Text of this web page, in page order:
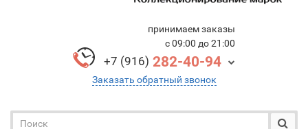
принимаем заказы
с 09:00 до 21:00
+7 (916) 282-40-94
Заказать обратный звонок